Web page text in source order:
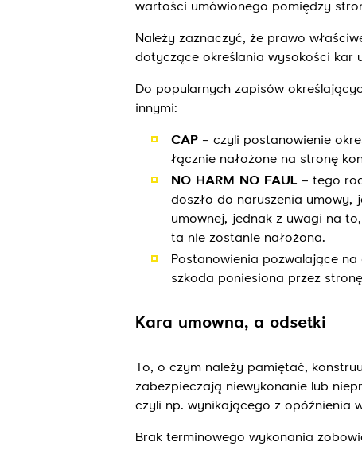
wartości umówionego pomiędzy
Należy zaznaczyć, że prawo
dotyczące określania wysokości kar
Do popularnych zapisów
innymi:
CAP – czyli postanowienie
łącznie nałożone na stronę
NO HARM NO FAUL – tego
doszło do naruszenia
umownej, jednak z uwagi na
ta nie zostanie nałożona.
Postanowienia pozwalające na
szkoda poniesiona przez
Kara umowna, a odsetki
To, o czym należy pamiętać,
zabezpieczają niewykonanie lub
czyli np. wynikającego z opóźnienia
Brak terminowego wykonania